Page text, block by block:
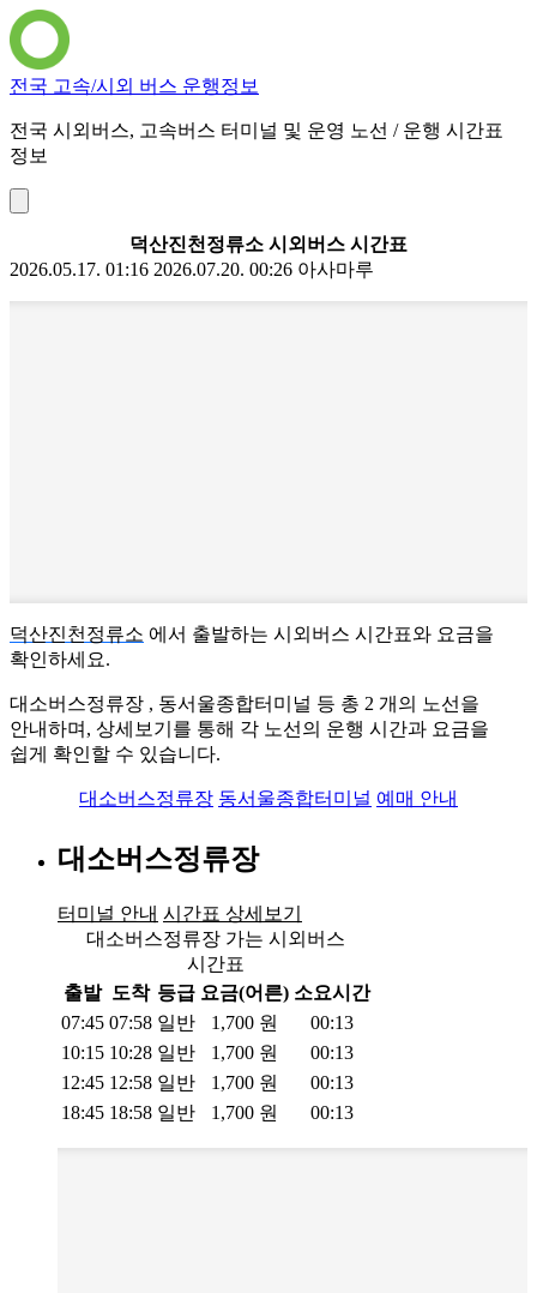
전국 고속/시외 버스 운행정보
전국 시외버스, 고속버스 터미널 및 운영 노선 / 운행 시간표
정보
덕산진천정류소 시외버스 시간표
2026.05.17. 01:16 2026.07.20. 00:26 아사마루
덕산진천정류소 에서 출발하는 시외버스 시간표와 요금을
확인하세요.
대소버스정류장 , 동서울종합터미널 등 총 2 개의 노선을
안내하며, 상세보기를 통해 각 노선의 운행 시간과 요금을
쉽게 확인할 수 있습니다.
대소버스정류장 동서울종합터미널 예매 안내
대소버스정류장
터미널 안내 시간표 상세보기
대소버스정류장 가는 시외버스
시간표
출발 도착 등급 요금(어른) 소요시간
07:45 07:58 일반 1,700 원
00:13
10:15 10:28 일반 1,700 원
00:13
12:45 12:58 일반 1,700 원
00:13
18:45 18:58 일반 1,700 원 00:13